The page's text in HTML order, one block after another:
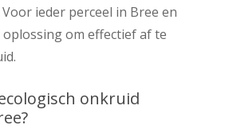
ieder perceel in Bree en
om effectief af te
onkruid